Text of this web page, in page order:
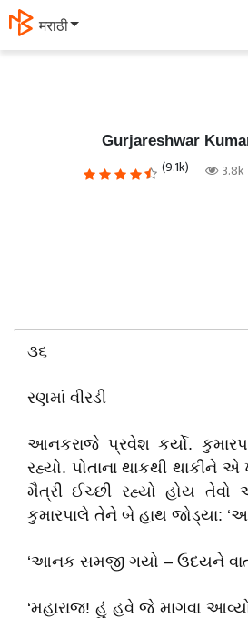
मराठी
Gurjareshwar
(9.1k) 3.8k
૩૬
રણમાં વીરડી
આનકરાજે પ્રવેશ કર્યો.
રહ્યો. પોતાના થાકથી થાકીને
મૈત્રી ઈચ્છી રહ્યો હોય તેવો
કુમારપાલે તેને બે હાથ જોડ્યા:
‘આનક સમજી ગયો – ઉદયને વાત
‘મહારાજ! હું હવે જે માગવા